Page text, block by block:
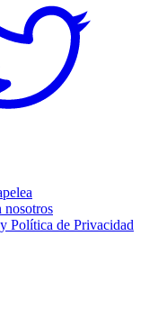
nosotros
Política de Privacidad